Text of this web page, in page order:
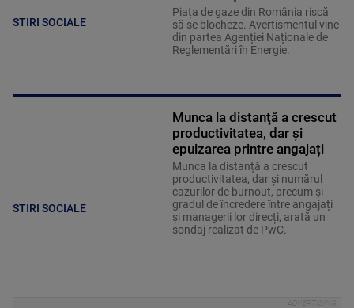
STIRI SOCIALE
Piața de gaze din România riscă
să se blocheze. Avertismentul vine
din partea Agenției Naționale de
Reglementări în Energie.
STIRI SOCIALE
Munca la distanţă a crescut
productivitatea, dar şi
epuizarea printre angajați
Munca la distanță a crescut
productivitatea, dar și numărul
cazurilor de burnout, precum și
gradul de încredere între angajați
și managerii lor direcți, arată un
sondaj realizat de PwC.